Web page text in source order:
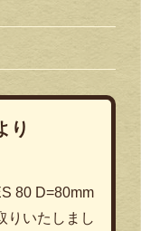
り
80 D=80mm
りいたしまし